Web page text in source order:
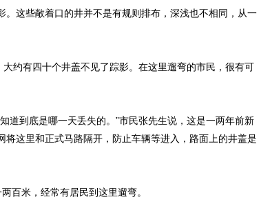
这些敞着口的井并不是有规则排布，深浅也不相同，从一
有四十个井盖不见了踪影。在这里遛弯的市民，很有可
到底是哪一天丢失的。”市民张先生说，这是一两年前新
这里和正式马路隔开，防止车辆等进入，路面上的井盖是
米，经常有居民到这里遛弯。